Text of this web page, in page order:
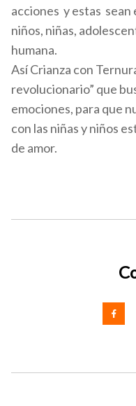
acciones y estas sean
niños, niñas,
humana.
Así Crianza con
revolucionario” que
emociones, para que
con las niñas y niños
de amor.